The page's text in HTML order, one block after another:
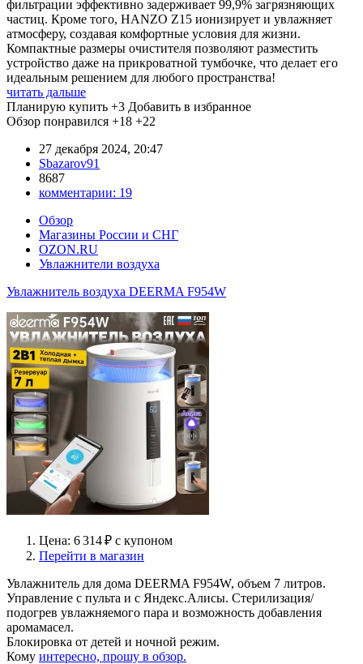
фильтрации эффективно задерживает 99,9% загрязняющих
частиц. Кроме того, HANZO Z15 ионизирует и увлажняет
атмосферу, создавая комфортные условия для жизни.
Компактные размеры очистителя позволяют разместить
устройство даже на прикроватной тумбочке, что делает его
идеальным решением для любого пространства!
читать дальше
Планирую купить +3 Добавить в избранное
Обзор понравился +18 +22
27 декабря 2024, 20:47
Sbazarov91
8687
комментарии: 19
Обзор
Магазины России и СНГ
OZON.RU
Увлажнители воздуха
Увлажнитель воздуха DEERMA F954W
Цена: 6 314 ₽ с купоном
Перейти в магазин
Увлажнитель для дома DEERMA F954W, объем 7 литров.
Управление с пульта и с Яндекс.Алисы. Стерилизация/
подогрев увлажняемого пара и возможность добавления
аромамасел.
Блокировка от детей и ночной режим.
Кому интересно, прошу в обзор.